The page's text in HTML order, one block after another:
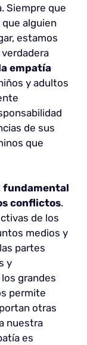
Siempre que
alguien
estamos
empatía
y adultos
de sus
que
fundamental
conflictos.
de los
medios y
partes
y
grandes
permite
otras
nuestra
es